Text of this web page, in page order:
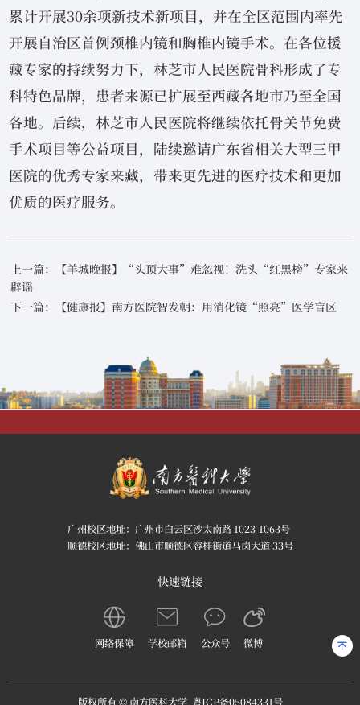
累计开展30余项新技术新项目，并在全区范围内率先
开展自治区首例颈椎内镜和胸椎内镜手术。在各位援
藏专家的持续努力下，林芝市人民医院骨科形成了专
科特色品牌，患者来源已扩展至西藏各地市乃至全国
各地。后续，林芝市人民医院将继续依托骨关节免费
手术项目等公益项目，陆续邀请广东省相关大型三甲
医院的优秀专家来藏，带来更先进的医疗技术和更加
优质的医疗服务。
上一篇：【羊城晚报】“头顶大事”难忽视！洗头“红黑榜”专家来
辟谣
下一篇：【健康报】南方医院智发朝：用消化镜“照亮”医学盲区
广州校区地址：广州市白云区沙太南路 1023-1063号
顺德校区地址：佛山市顺德区容桂街道马岗大道 33号
快速链接
网络保障 学校邮箱 公众号 微博
版权所有 © 南方医科大学 粤ICP备05084331号